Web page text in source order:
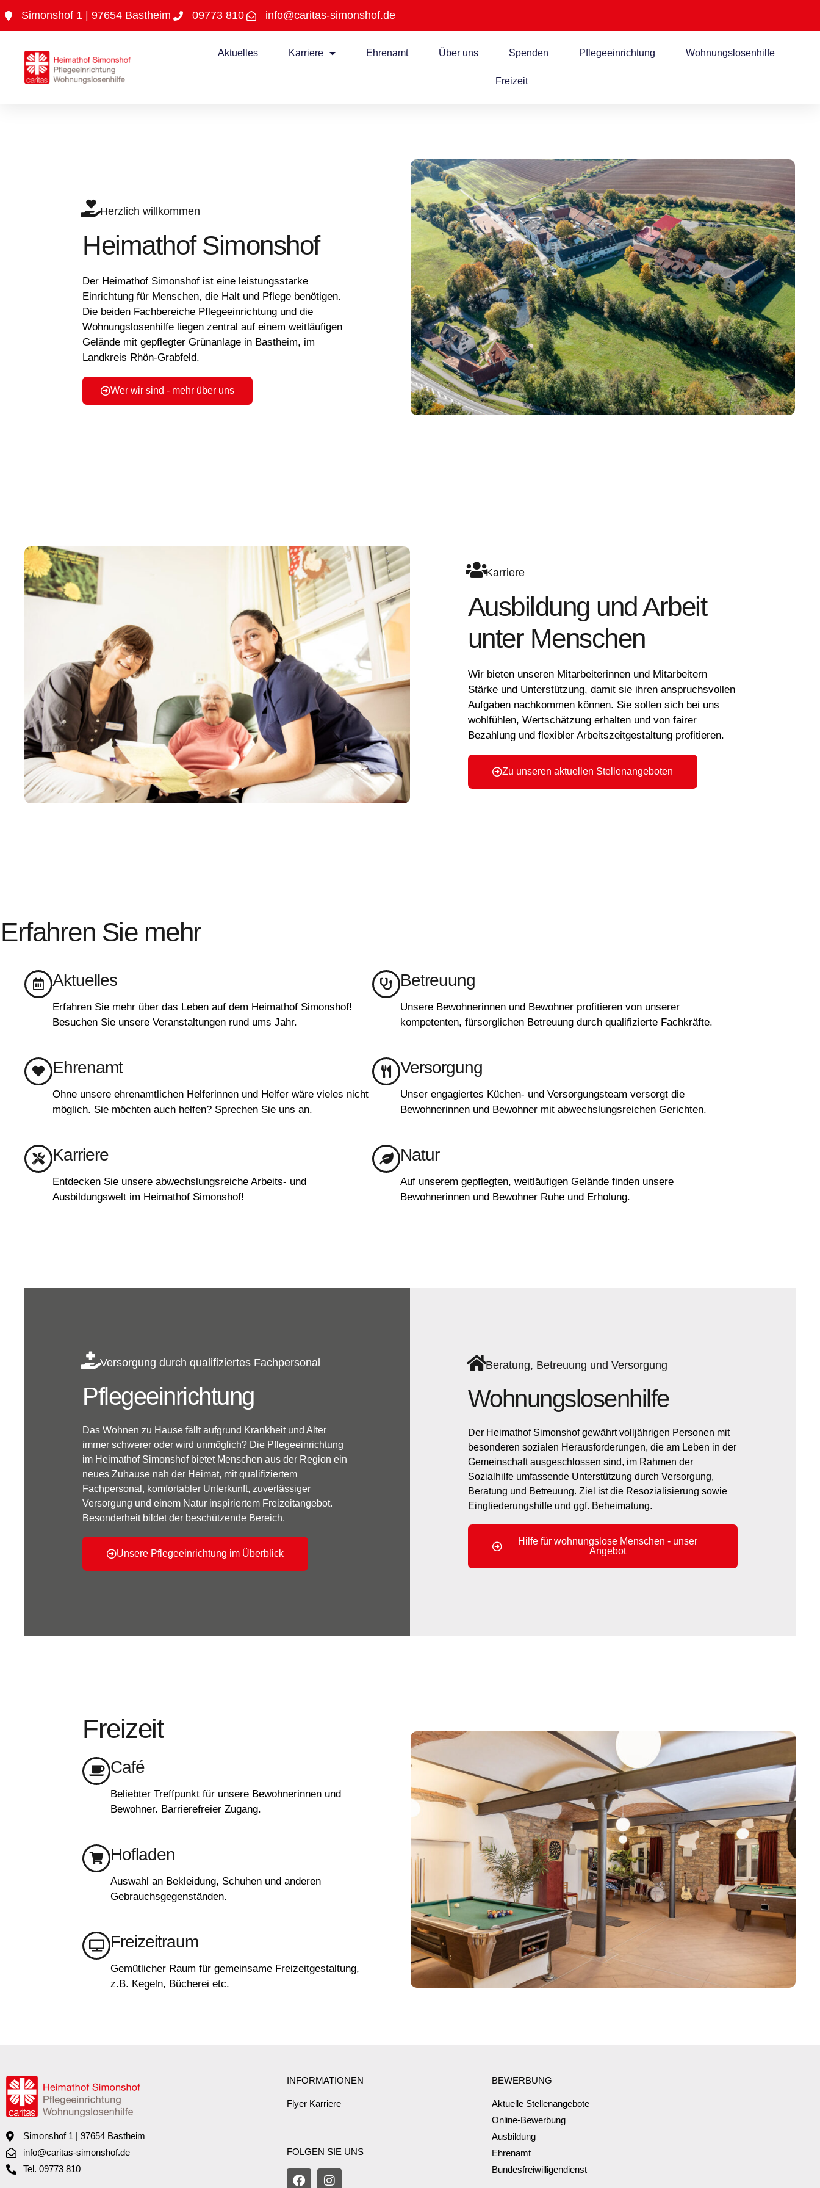
springenSimonshof 1 | 97654 Bastheim 09773 810 info@caritas-simonshof.de
Aktuelles Karriere Ehrenamt Über uns Spenden Pflegeeinrichtung Wohnungslosenhilfe
Freizeit
Herzlich willkommen
Heimathof Simonshof
Der Heimathof Simonshof ist eine leistungsstarke
Einrichtung für Menschen, die Halt und Pflege benötigen.
Die beiden Fachbereiche Pflegeeinrichtung und die
Wohnungslosenhilfe liegen zentral auf einem weitläufigen
Gelände mit gepflegter Grünanlage in Bastheim, im
Landkreis Rhön-Grabfeld.
Wer wir sind - mehr über uns
Karriere
Ausbildung und Arbeit
unter Menschen
Wir bieten unseren Mitarbeiterinnen und Mitarbeitern
Stärke und Unterstützung, damit sie ihren anspruchsvollen
Aufgaben nachkommen können. Sie sollen sich bei uns
wohlfühlen, Wertschätzung erhalten und von fairer
Bezahlung und flexibler Arbeitszeitgestaltung profitieren.
Zu unseren aktuellen Stellenangeboten
Erfahren Sie mehr
Aktuelles
Erfahren Sie mehr über das Leben auf dem Heimathof Simonshof!
Besuchen Sie unsere Veranstaltungen rund ums Jahr.
Ehrenamt
Ohne unsere ehrenamtlichen Helferinnen und Helfer wäre vieles nicht
möglich. Sie möchten auch helfen? Sprechen Sie uns an.
Karriere
Entdecken Sie unsere abwechslungsreiche Arbeits- und
Ausbildungswelt im Heimathof Simonshof!
Betreuung
Unsere Bewohnerinnen und Bewohner profitieren von unserer
kompetenten, fürsorglichen Betreuung durch qualifizierte Fachkräfte.
Versorgung
Unser engagiertes Küchen- und Versorgungsteam versorgt die
Bewohnerinnen und Bewohner mit abwechslungsreichen Gerichten.
Natur
Auf unserem gepflegten, weitläufigen Gelände finden unsere
Bewohnerinnen und Bewohner Ruhe und Erholung.
Versorgung durch qualifiziertes Fachpersonal
Pflegeeinrichtung
Das Wohnen zu Hause fällt aufgrund Krankheit und Alter
immer schwerer oder wird unmöglich? Die Pflegeeinrichtung
im Heimathof Simonshof bietet Menschen aus der Region ein
neues Zuhause nah der Heimat, mit qualifiziertem
Fachpersonal, komfortabler Unterkunft, zuverlässiger
Versorgung und einem Natur inspiriertem Freizeitangebot.
Besonderheit bildet der beschützende Bereich.
Unsere Pflegeeinrichtung im Überblick
Beratung, Betreuung und Versorgung
Wohnungslosenhilfe
Der Heimathof Simonshof gewährt volljährigen Personen mit
besonderen sozialen Herausforderungen, die am Leben in der
Gemeinschaft ausgeschlossen sind, im Rahmen der
Sozialhilfe umfassende Unterstützung durch Versorgung,
Beratung und Betreuung. Ziel ist die Resozialisierung sowie
Eingliederungshilfe und ggf. Beheimatung.
Hilfe für wohnungslose Menschen - unser
Angebot
Freizeit
Café
Beliebter Treffpunkt für unsere Bewohnerinnen und
Bewohner. Barrierefreier Zugang.
Hofladen
Auswahl an Bekleidung, Schuhen und anderen
Gebrauchsgegenständen.
Freizeitraum
Gemütlicher Raum für gemeinsame Freizeitgestaltung,
z.B. Kegeln, Bücherei etc.
Simonshof 1 | 97654 Bastheim
info@caritas-simonshof.de
Tel. 09773 810
INFORMATIONEN
Flyer Karriere
FOLGEN SIE UNS
BEWERBUNG
Aktuelle Stellenangebote
Online-Bewerbung
Ausbildung
Ehrenamt
Bundesfreiwilligendienst